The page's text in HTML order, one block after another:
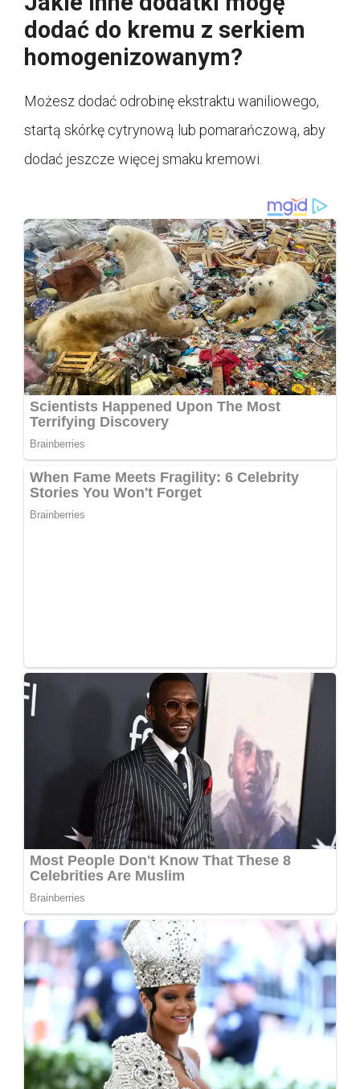
dodać do kremu z serkiem
homogenizowanym?
Możesz dodać odrobinę ekstraktu waniliowego,
startą skórkę cytrynową lub pomarańczową, aby
dodać jeszcze więcej smaku kremowi.